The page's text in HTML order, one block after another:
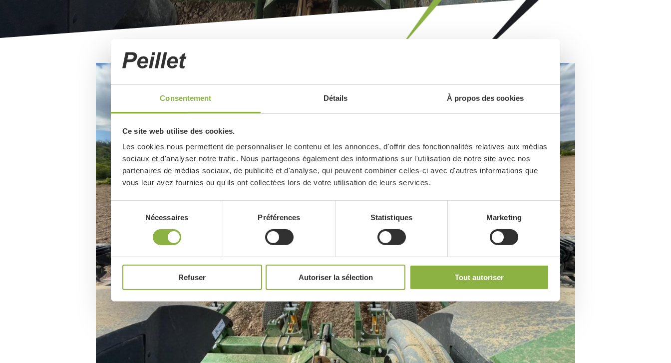
Consentement Détails À propos des cookies
Ce site web utilise des cookies.
Les cookies nous permettent de personnaliser le contenu et les annonces, d'offrir des fonctionnalités relatives aux médias
sociaux et d'analyser notre trafic. Nous partageons également des informations sur l'utilisation de notre site avec nos
partenaires de médias sociaux, de publicité et d'analyse, qui peuvent combiner celles-ci avec d'autres informations que
vous leur avez fournies ou qu'ils ont collectées lors de votre utilisation de leurs services.
Sélection
du
consentement
Nécessaires Préférences Statistiques Marketing
Refuser Autoriser la sélection Tout autoriser
Image
de
couverture